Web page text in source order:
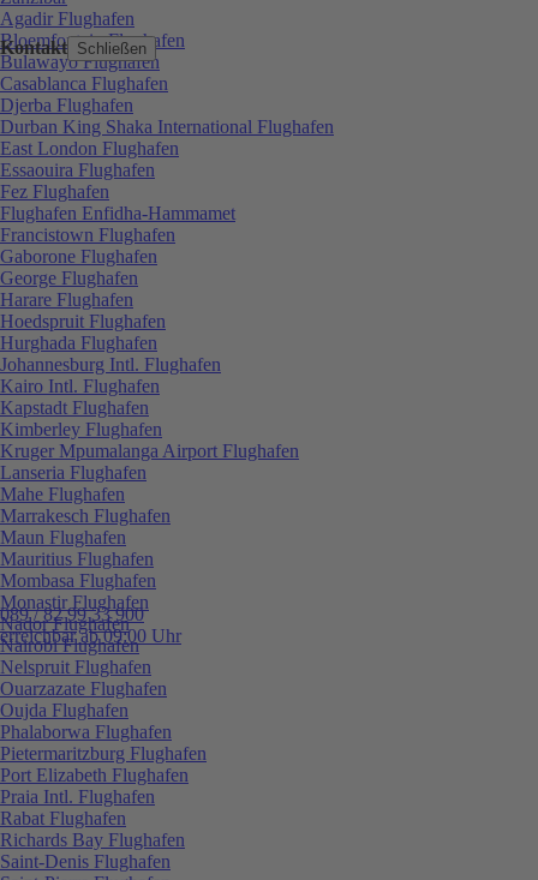
Kontakt Schließen
089 / 82 99 33 900
erreichbar ab 09:00 Uhr
Agadir Flughafen
Bloemfontein Flughafen
Bulawayo Flughafen
Casablanca Flughafen
Djerba Flughafen
Durban King Shaka International Flughafen
East London Flughafen
Essaouira Flughafen
Fez Flughafen
Flughafen Enfidha-Hammamet
Francistown Flughafen
Gaborone Flughafen
George Flughafen
Harare Flughafen
Hoedspruit Flughafen
Hurghada Flughafen
Johannesburg Intl. Flughafen
Kairo Intl. Flughafen
Kapstadt Flughafen
Kimberley Flughafen
Kruger Mpumalanga Airport Flughafen
Lanseria Flughafen
Mahe Flughafen
Marrakesch Flughafen
Maun Flughafen
Mauritius Flughafen
Mombasa Flughafen
Monastir Flughafen
Nador Flughafen
Nairobi Flughafen
Nelspruit Flughafen
Ouarzazate Flughafen
Oujda Flughafen
Phalaborwa Flughafen
Pietermaritzburg Flughafen
Port Elizabeth Flughafen
Praia Intl. Flughafen
Rabat Flughafen
Richards Bay Flughafen
Saint-Denis Flughafen